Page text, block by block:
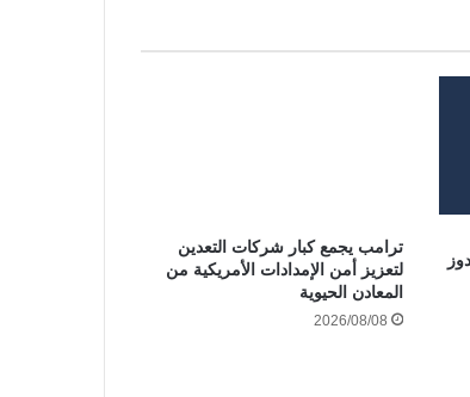
ترامب يجمع كبار شركات التعدين
لتعزيز أمن الإمدادات الأمريكية من
المعادن الحيوية
2026/08/08